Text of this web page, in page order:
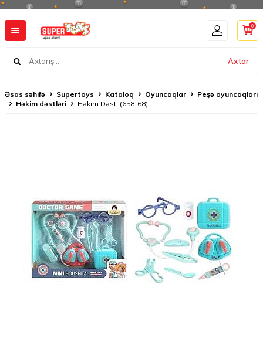
Axtar
0
Əsas səhifə Supertoys Kataloq Oyuncaqlar
Peşə oyuncaqları
Həkim dəstləri
Həkim Dəsti (658-68)